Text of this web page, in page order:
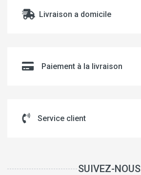
Livraison a domicile
Paiement à la livraison
Service client
SUIVEZ-NOUS